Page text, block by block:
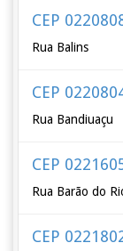
CEP
Rua Balins
CEP
Rua Bandiuaçu
CEP
Rua Barão do
CEP